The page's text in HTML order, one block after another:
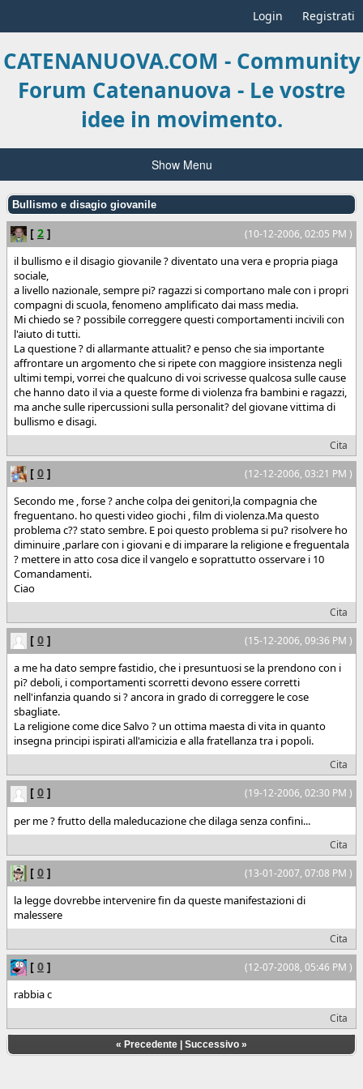
Login Registrati
CATENANUOVA.COM - Community
Forum Catenanuova - Le vostre
idee in movimento.
Show Menu
Bullismo e disagio giovanile
(10-12-2006, 02:05 PM )
[ 2 ]
il bullismo e il disagio giovanile ? diventato una vera e propria piaga
sociale,
a livello nazionale, sempre pi? ragazzi si comportano male con i propri
compagni di scuola, fenomeno amplificato dai mass media.
Mi chiedo se ? possibile correggere questi comportamenti incivili con
l'aiuto di tutti.
La questione ? di allarmante attualit? e penso che sia importante
affrontare un argomento che si ripete con maggiore insistenza negli
ultimi tempi, vorrei che qualcuno di voi scrivesse qualcosa sulle cause
che hanno dato il via a queste forme di violenza fra bambini e ragazzi,
ma anche sulle ripercussioni sulla personalit? del giovane vittima di
bullismo e disagi.
Cita
(12-12-2006, 03:21 PM )
[ 0 ]
Secondo me , forse ? anche colpa dei genitori,la compagnia che
freguentano. ho questi video giochi , film di violenza.Ma questo
problema c?? stato sembre. E poi questo problema si pu? risolvere ho
diminuire ,parlare con i giovani e di imparare la religione e freguentala
? mettere in atto cosa dice il vangelo e soprattutto osservare i 10
Comandamenti.
Ciao
Cita
(15-12-2006, 09:36 PM )
[ 0 ]
a me ha dato sempre fastidio, che i presuntuosi se la prendono con i
pi? deboli, i comportamenti scorretti devono essere corretti
nell'infanzia quando si ? ancora in grado di correggere le cose
sbagliate.
La religione come dice Salvo ? un ottima maesta di vita in quanto
insegna principi ispirati all'amicizia e alla fratellanza tra i popoli.
Cita
(19-12-2006, 02:30 PM )
[ 0 ]
per me ? frutto della maleducazione che dilaga senza confini...
Cita
(13-01-2007, 07:08 PM )
[ 0 ]
la legge dovrebbe intervenire fin da queste manifestazioni di
malessere
Cita
(12-07-2008, 05:46 PM )
[ 0 ]
rabbia c
Cita
« Precedente | Successivo »